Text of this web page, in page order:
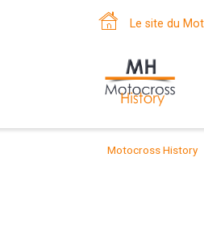
Le site du
Motocross History